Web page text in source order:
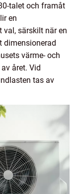
talet och framåt
en
särskilt när en
dimensionerad
värme- och
året. Vid
tas av